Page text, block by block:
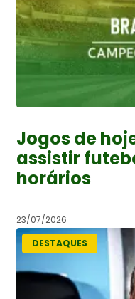
Jogos de
assistir
horários
23/07/2026
DESTAQUES